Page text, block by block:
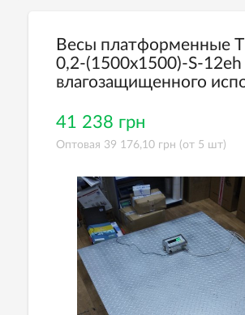
Весы платформенные
0,2-(1500х1500)-S-
влагозащищенного
41 238 грн
Оптовая 39 176,10 грн (от 5 шт)